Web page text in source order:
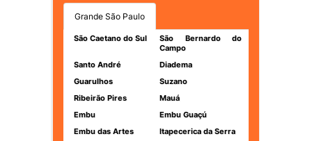
Grande São Paulo
São Caetano do Sul
São Bernardo do
Campo
Santo André
Diadema
Guarulhos
Suzano
Ribeirão Pires
Mauá
Embu
Embu Guaçú
Embu das Artes
Itapecerica da Serra